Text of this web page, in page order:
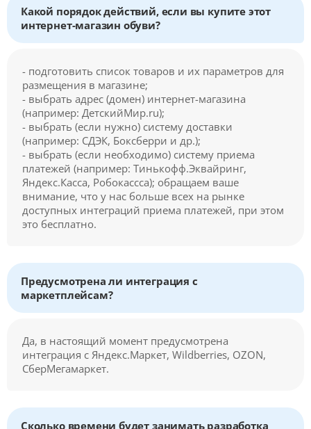
Какой порядок действий, если вы купите этот
интернет-магазин обуви?
- подготовить список товаров и их параметров для
размещения в магазине;
- выбрать адрес (домен) интернет-магазина
(например: ДетскийМир.ru);
- выбрать (если нужно) систему доставки
(например: СДЭК, Боксберри и др.);
- выбрать (если необходимо) систему приема
платежей (например: Тинькофф.Эквайринг,
Яндекс.Касса, Робокассса); обращаем ваше
внимание, что у нас больше всех на рынке
доступных интеграций приема платежей, при этом
это бесплатно.
Предусмотрена ли интеграция с
маркетплейсам?
Да, в настоящий момент предусмотрена
интеграция с Яндекс.Маркет, Wildberries, OZON,
СберМегамаркет.
Сколько времени будет занимать разработка